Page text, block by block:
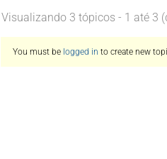
Visualizando 3 tópicos - 1 até 3
You must be logged in to create new